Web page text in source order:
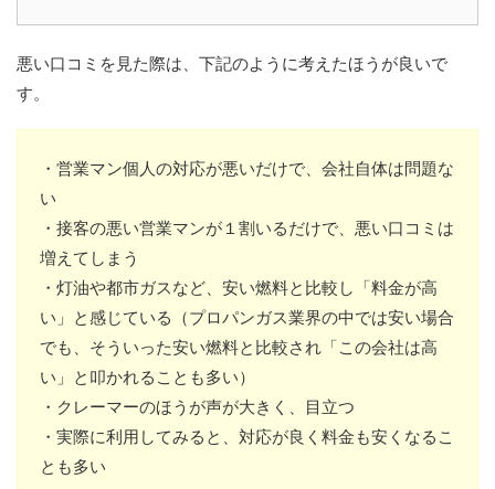
悪い口コミを見た際は、下記のように考えたほうが良いで
す。
・営業マン個人の対応が悪いだけで、会社自体は問題な
い
・接客の悪い営業マンが１割いるだけで、悪い口コミは
増えてしまう
・灯油や都市ガスなど、安い燃料と比較し「料金が高
い」と感じている（プロパンガス業界の中では安い場合
でも、そういった安い燃料と比較され「この会社は高
い」と叩かれることも多い）
・クレーマーのほうが声が大きく、目立つ
・実際に利用してみると、対応が良く料金も安くなるこ
とも多い